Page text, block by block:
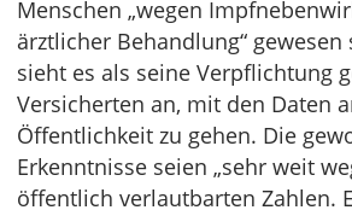
Menschen „wegen
ärztlicher Behandlung“ gewesen
sieht es als seine Verpflichtung
Versicherten an, mit den Daten
Öffentlichkeit zu gehen. Die
Erkenntnisse seien „sehr weit
öffentlich verlautbarten Zahlen.